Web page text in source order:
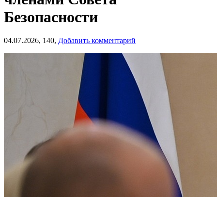
Безопасности
04.07.2026, 140, Добавить комментарий